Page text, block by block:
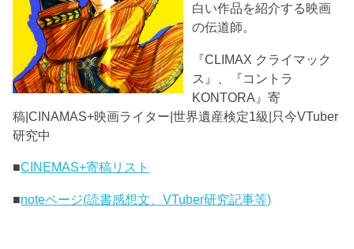
白い作品を紹介する映画
の伝道師。
『CLIMAX クライマック
ス』、『コントラ
KONTORA』寄
稿|CINAMAS+映画ライター|世界遺産検定1級|只今VTuber
研究中
■CINEMAS+寄稿リスト
■noteページ(読書感想文、VTuber研究記事等)